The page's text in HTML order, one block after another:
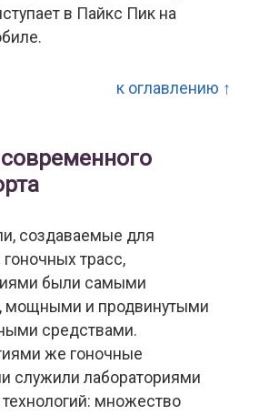
в Пайкс Пик на
к оглавлению ↑
создаваемые для
трасс,
были самыми
мощными и продвинутыми
средствами.
же гоночные
служили лабораториями
множество